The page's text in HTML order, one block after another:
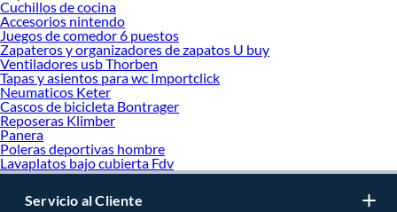
Cuchillos de cocina
Accesorios nintendo
Juegos de comedor 6 puestos
Zapateros y organizadores de zapatos U buy
Ventiladores usb Thorben
Tapas y asientos para wc Importclick
Neumaticos Keter
Cascos de bicicleta Bontrager
Reposeras Klimber
Panera
Poleras deportivas hombre
Lavaplatos bajo cubierta Fdv
Servicio al Cliente